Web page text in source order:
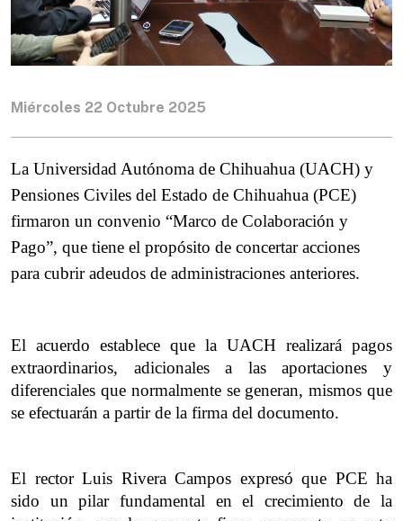
Miércoles 22 Octubre 2025
La Universidad Autónoma de Chihuahua (UACH) y
Pensiones Civiles del Estado de Chihuahua (PCE)
firmaron un convenio “Marco de Colaboración y
Pago”, que tiene el propósito de concertar acciones
para cubrir adeudos de administraciones anteriores.
El acuerdo establece que la UACH realizará pagos
extraordinarios, adicionales a las aportaciones y
diferenciales que normalmente se generan, mismos que
se efectuarán a partir de la firma del documento.
El rector Luis Rivera Campos expresó que PCE ha
sido un pilar fundamental en el crecimiento de la